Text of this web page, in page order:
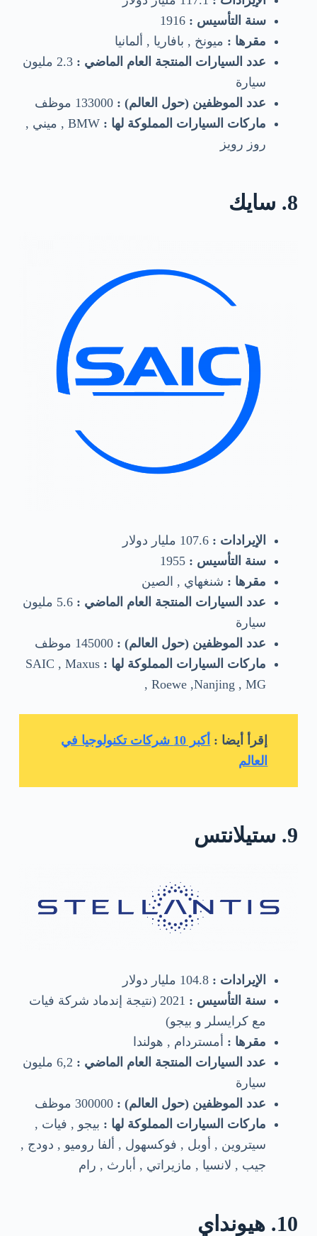
سنة التأسيس :
مقرها : ميونخ , بافاريا , ألمانيا
عدد السيارات المنتجة العام الماضي :
2.3 مليون
سيارة
عدد الموظفين (حول العالم) :
ماركات السيارات المملوكة لها :
BMW , ميني ,
روز رويز
8. سايك
الإيرادات :
سنة التأسيس :
مقرها : شنغهاي , الصين
عدد السيارات المنتجة العام الماضي :
5.6 مليون
سيارة
عدد الموظفين (حول العالم) :
ماركات السيارات المملوكة لها : SAIC , Maxus
, Roewe ,Nanjing , MG
إقرأ أيضا :
أكبر 10 شركات تكنولوجيا في
العالم
9. ستيلانتس
الإيرادات :
سنة التأسيس :
2021 (نتيجة إندماد شركة فيات
مع كرايسلر و بيجو)
مقرها : أمستردام , هولندا
عدد السيارات المنتجة العام الماضي :
6,2 مليون
سيارة
عدد الموظفين (حول العالم) :
ماركات السيارات المملوكة لها : بيجو , فيات ,
سيتروين , أوبل , فوكسهول , ألفا روميو , دودج ,
جيب , لانسيا , مازيراتي , أبارث , رام
10. هيونداي